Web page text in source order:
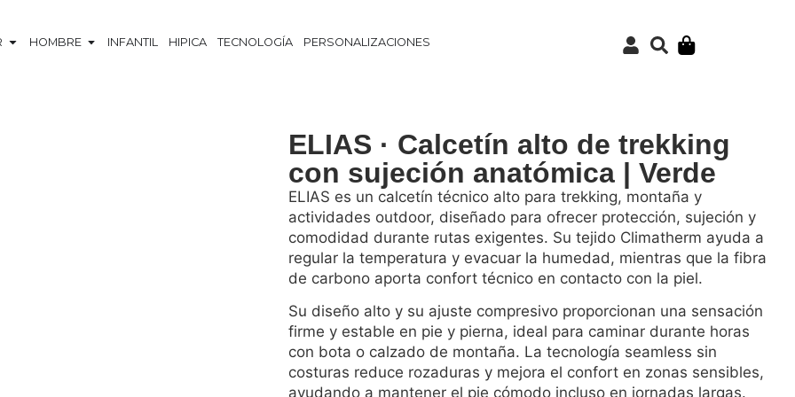
HOMBRE INFANTIL HIPICA TECNOLOGÍA PERSONALIZACIONES
ELIAS · Calcetín alto de trekking
con sujeción anatómica | Verde
ELIAS es un calcetín técnico alto para trekking, montaña y
actividades outdoor, diseñado para ofrecer protección, sujeción y
comodidad durante rutas exigentes. Su tejido Climatherm ayuda a
regular la temperatura y evacuar la humedad, mientras que la fibra
de carbono aporta confort técnico en contacto con la piel.
Su diseño alto y su ajuste compresivo proporcionan una sensación
firme y estable en pie y pierna, ideal para caminar durante horas
con bota o calzado de montaña. La tecnología seamless sin
costuras reduce rozaduras y mejora el confort en zonas sensibles,
ayudando a mantener el pie cómodo incluso en jornadas largas.